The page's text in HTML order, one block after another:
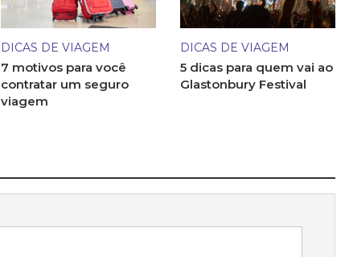
DICAS DE VIAGEM
7 motivos para você
contratar um seguro
viagem
DICAS DE VIAGEM
5 dicas para quem vai ao
Glastonbury Festival